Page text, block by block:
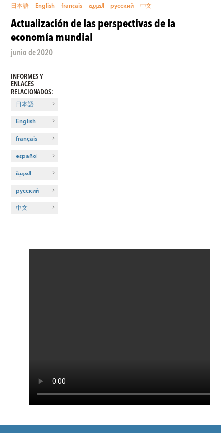
日本語 English français العربية русский 中文
Actualización de las perspectivas de la
economía mundial
junio de 2020
INFORMES Y
ENLACES
RELACIONADOS:
日本語
English
français
español
العربية
русский
中文